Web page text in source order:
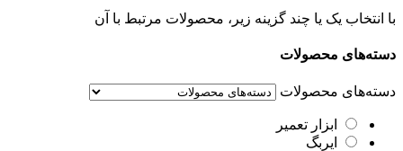
با انتخاب یک یا چند گزینه زیر، محصولات مرتبط با آن
دسته‌های محصولات
دسته‌های محصولات
ابزار تعمیر
ایربگ